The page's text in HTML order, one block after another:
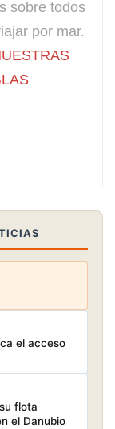
sobre todos
por mar.
el acceso
flota
el Danubio